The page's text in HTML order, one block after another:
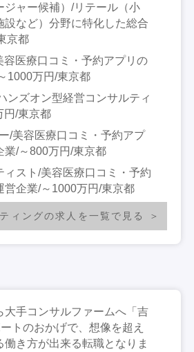
ジャー候補）/リテール（小
設など）分野に特化した総合
京都
容医療口コミ・予約アプリの
1000万円/東京都
ンズオン型経営コンサルティ
円/東京都
/美容医療口コミ・予約アプ
業/～800万円/東京都
ィスト/美容医療口コミ・予約
営企業/～1000万円/東京都
ィングの求人を一覧で見る
大手コンサルファームへ「吉
トのおかげで、想像を超え
働き方が出来る転職となりま